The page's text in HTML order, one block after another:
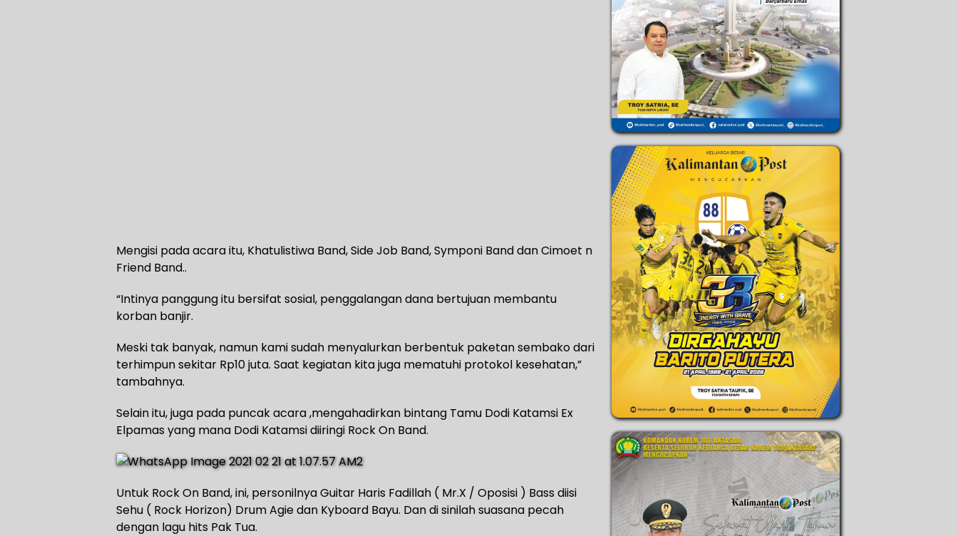
Mengisi pada acara itu, Khatulistiwa Band, Side Job Band, Symponi Band dan Cimoet n
Friend Band..
“Intinya panggung itu bersifat sosial, penggalangan dana bertujuan membantu
korban banjir.
Meski tak banyak, namun kami sudah menyalurkan berbentuk paketan sembako dari
terhimpun sekitar Rp10 juta. Saat kegiatan kita juga mematuhi protokol kesehatan,”
tambahnya.
Selain itu, juga pada puncak acara ,mengahadirkan bintang Tamu Dodi Katamsi Ex
Elpamas yang mana Dodi Katamsi diiringi Rock On Band.
Untuk Rock On Band, ini, personilnya Guitar Haris Fadillah ( Mr.X / Oposisi ) Bass diisi
Sehu ( Rock Horizon) Drum Agie dan Kyboard Bayu. Dan di sinilah suasana pecah
dengan lagu hits Pak Tua.